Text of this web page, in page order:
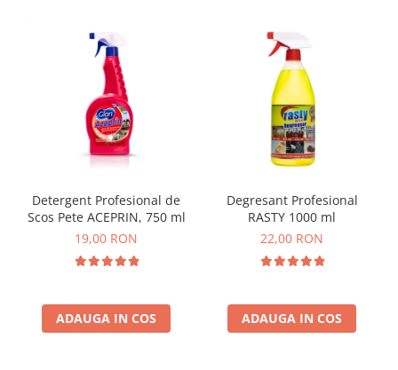
Detergent Profesional de
Scos Pete ACEPRIN, 750 ml
19,00 RON
ADAUGA IN COS
Degresant Profesional
RASTY 1000 ml
22,00 RON
ADAUGA IN COS